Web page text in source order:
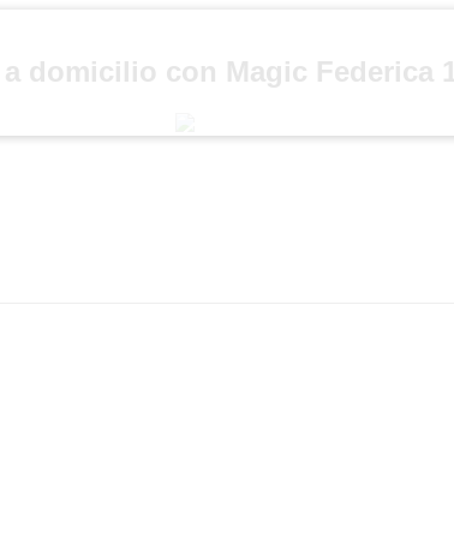
domicilio con Magic Federica